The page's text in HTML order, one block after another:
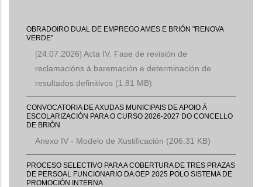
OBRADOIRO DUAL DE EMPREGO AMES E BRIÓN "RENOVA
VERDE"
[24.07.2026] Acta IV. Fase de revisión de
reclamacións á baremación e determinación de
resultados definitivos (1.81 MB)
CONVOCATORIA DE AXUDAS MUNICIPAIS DE APOIO Á
ESCOLARIZACIÓN PARA O CURSO 2026-2027 DO CONCELLO
DE BRIÓN
Anexo IV - Modelo de Xustificación (206.31 KB)
PROCESO SELECTIVO PARA A COBERTURA DE TRES PRAZAS
DE PERSOAL FUNCIONARIO DA OEP 2025 POLO SISTEMA DE
PROMOCIÓN INTERNA